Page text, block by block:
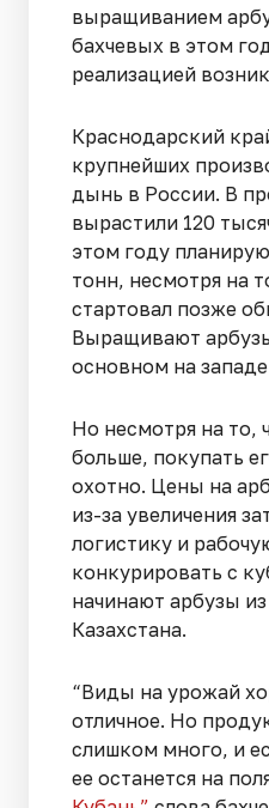
выращиванием
бахчевых в этом
реализацией
Краснодарский
крупнейших
дынь в России. В
вырастили 120
этом году
тонн, несмотря на
стартовал позже
Выращивают
основном на
Но несмотря на то,
больше, покупать
охотно. Цены на
из-за увеличения
логистику и
конкурировать с
начинают арбузы
Казахстана.
“Виды на урожай
отличное. Но
слишком много, и
ее останется на